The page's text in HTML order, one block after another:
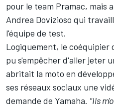
pour le team Pramac, mais
Andrea Dovizioso qui
l'équipe de test.
Logiquement, le coéquipier
pu s'empêcher d'aller jeter
abritait la moto en
ses réseaux sociaux une
demande de Yamaha. "Ils